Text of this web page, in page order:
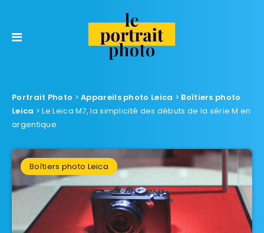
Portrait Photo >Appareils photo Leica > Boîtiers photo
Leica >Le Leica M7, la simplicité des débuts de la série M en
argentique
Boîtiers photo Leica